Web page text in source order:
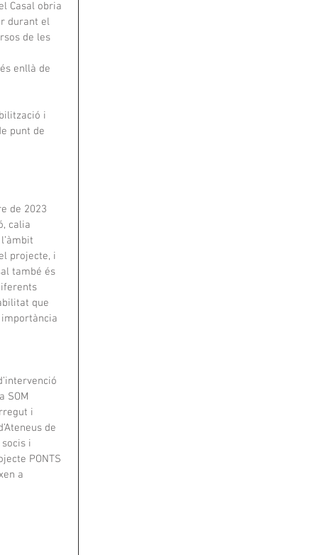
Casal obria
durant el
de les
enllà de
i
punt de
de 2023
calia
projecte, i
també és
que
importància
SOM
i
de
i
PONTS
a